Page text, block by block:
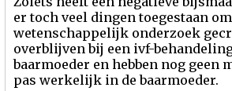
er toch veel dingen toegestaan
wetenschappelijk onderzoek
overblijven bij een ivf-
baarmoeder en hebben nog
pas werkelijk in de baarmoeder.